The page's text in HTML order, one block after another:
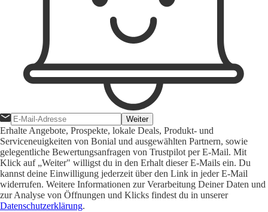
Weiter
Erhalte Angebote, Prospekte, lokale Deals, Produkt- und
Serviceneuigkeiten von Bonial und ausgewählten Partnern, sowie
gelegentliche Bewertungsanfragen von Trustpilot per E-Mail. Mit
Klick auf „Weiter" willigst du in den Erhalt dieser E-Mails ein. Du
kannst deine Einwilligung jederzeit über den Link in jeder E-Mail
widerrufen. Weitere Informationen zur Verarbeitung Deiner Daten und
zur Analyse von Öffnungen und Klicks findest du in unserer
Datenschutzerklärung.